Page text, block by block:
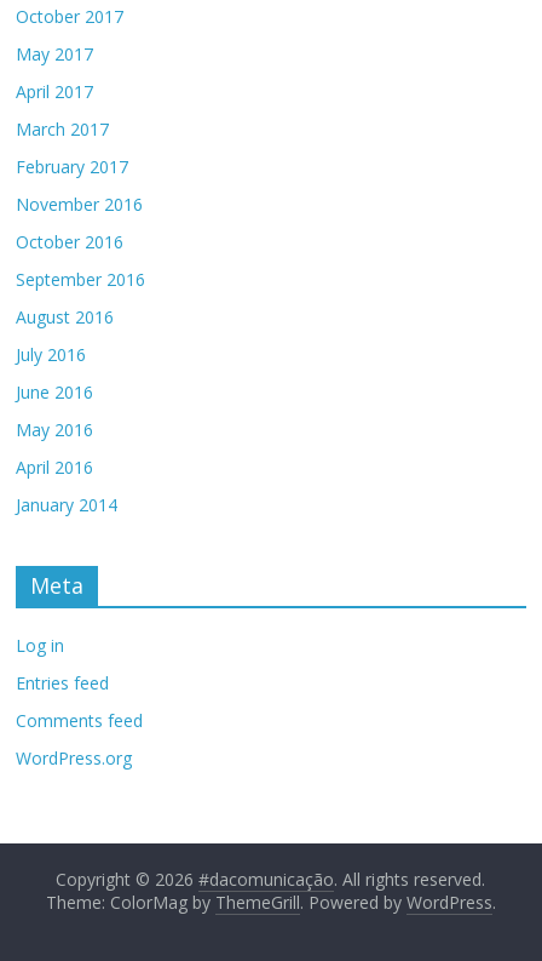
October 2017
May 2017
April 2017
March 2017
February 2017
November 2016
October 2016
September 2016
August 2016
July 2016
June 2016
May 2016
April 2016
January 2014
Meta
Log in
Entries feed
Comments feed
WordPress.org
Copyright © 2026#dacomunicação. All rights reserved.
Theme: ColorMag by ThemeGrill. Powered by WordPress.